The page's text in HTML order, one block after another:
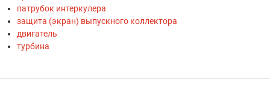
патрубок интеркулера
защита (экран) выпускного коллектора
двигатель
турбина